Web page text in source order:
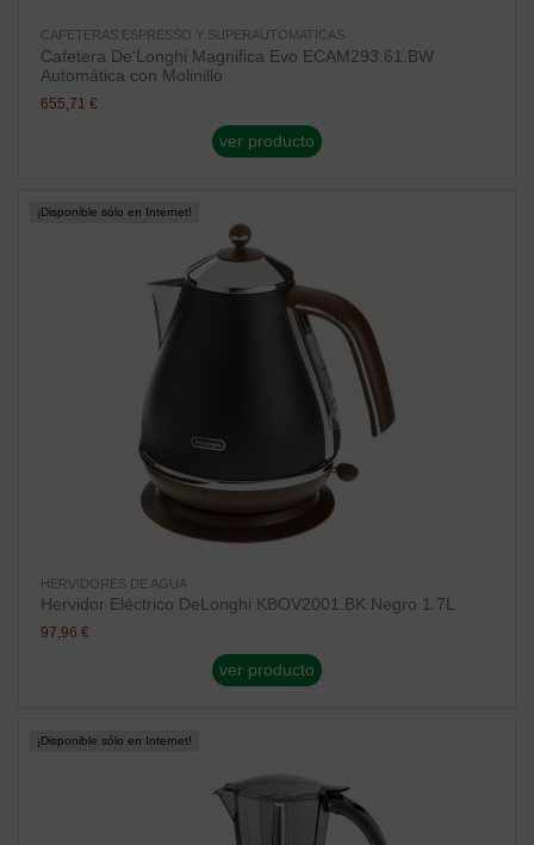
CAFETERAS ESPRESSO Y SUPERAUTOMATICAS
Cafetera De'Longhi Magnifica Evo ECAM293.61.BW
Automática con Molinillo
655,71 €
ver producto
¡Disponible sólo en Internet!
HERVIDORES DE AGUA
Hervidor Eléctrico DeLonghi KBOV2001.BK Negro 1.7L
97,96 €
ver producto
¡Disponible sólo en Internet!